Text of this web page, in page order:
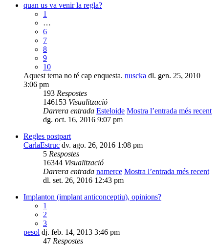
quan us va venir la regla?
1
…
6
7
8
9
10
Aquest tema no té cap enquesta. nuscka dl. gen. 25, 2010
3:06 pm
193 Respostes
146153 Visualització
Darrera entrada Esteloide Mostra l’entrada més recent
dg. oct. 16, 2016 9:07 pm
Regles postpart
CarlaEstruc dv. ago. 26, 2016 1:08 pm
5 Respostes
16344 Visualització
Darrera entrada namerce Mostra l’entrada més recent
dl. set. 26, 2016 12:43 pm
Implanton (implant anticonceptiu), opinions?
1
2
3
pesol dj. feb. 14, 2013 3:46 pm
47 Respostes